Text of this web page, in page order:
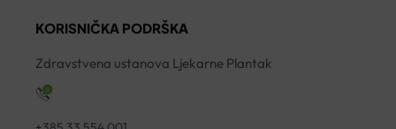
200ML
KORISNIČKA PODRŠKA
Zdravstvena ustanova Ljekarne Plantak